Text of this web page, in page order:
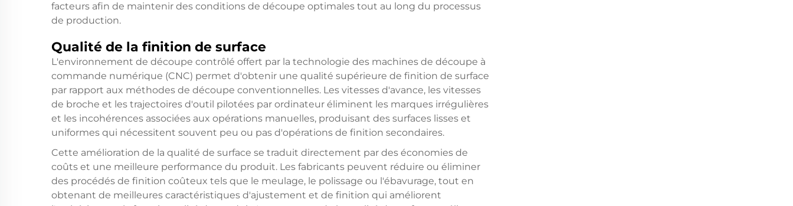
facteurs afin de maintenir des conditions de découpe optimales tout au long du processus
de production.
Qualité de la finition de surface
L'environnement de découpe contrôlé offert par la technologie des machines de découpe à
commande numérique (CNC) permet d'obtenir une qualité supérieure de finition de surface
par rapport aux méthodes de découpe conventionnelles. Les vitesses d'avance, les vitesses
de broche et les trajectoires d'outil pilotées par ordinateur éliminent les marques irrégulières
et les incohérences associées aux opérations manuelles, produisant des surfaces lisses et
uniformes qui nécessitent souvent peu ou pas d'opérations de finition secondaires.
Cette amélioration de la qualité de surface se traduit directement par des économies de
coûts et une meilleure performance du produit. Les fabricants peuvent réduire ou éliminer
des procédés de finition coûteux tels que le meulage, le polissage ou l'ébavurage, tout en
obtenant de meilleures caractéristiques d'ajustement et de finition qui améliorent